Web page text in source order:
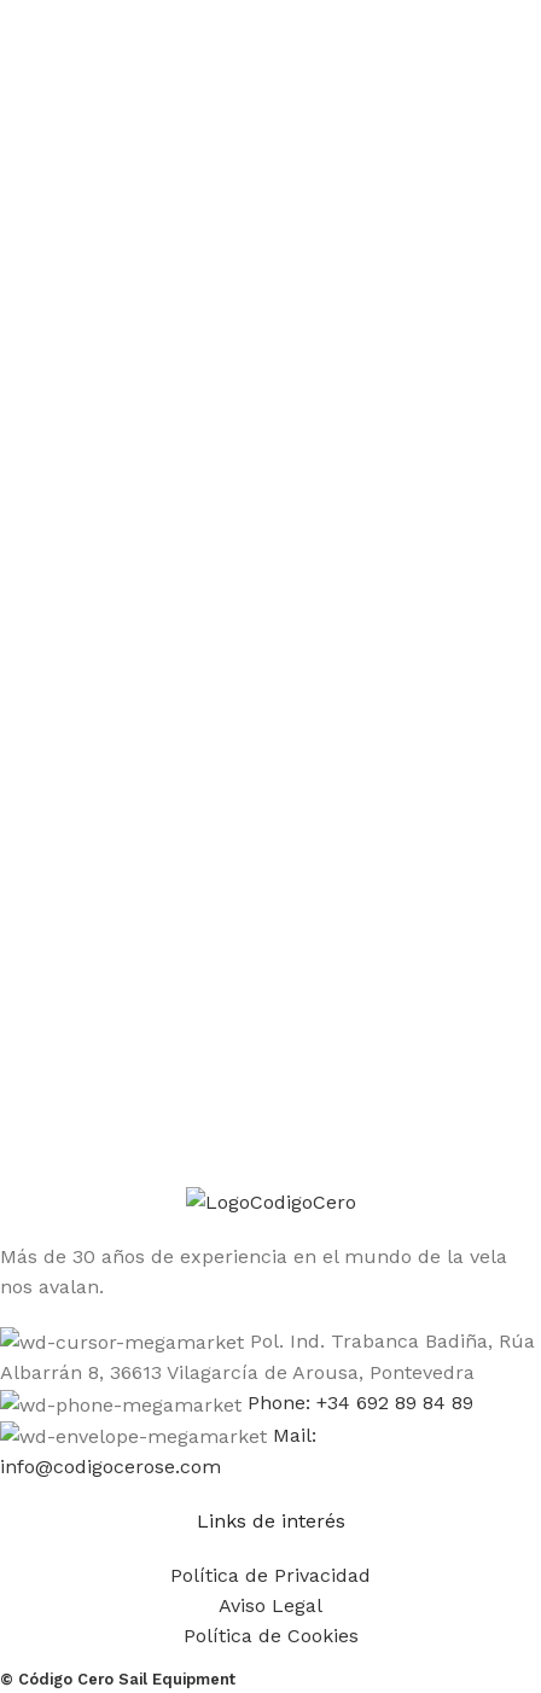
Más de 30 años de experiencia en el mundo de la vela
nos avalan.
Pol. Ind. Trabanca Badiña, Rúa
Albarrán 8, 36613 Vilagarcía de Arousa, Pontevedra
Phone: +34 692 89 84 89
Mail:
info@codigocerose.com
Links de interés
Política de Privacidad
Aviso Legal
Política de Cookies
© Código Cero Sail Equipment